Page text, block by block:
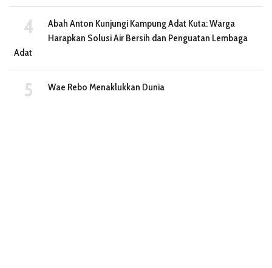
Abah Anton Kunjungi Kampung Adat Kuta: Warga
Harapkan Solusi Air Bersih dan Penguatan Lembaga
Adat
Wae Rebo Menaklukkan Dunia